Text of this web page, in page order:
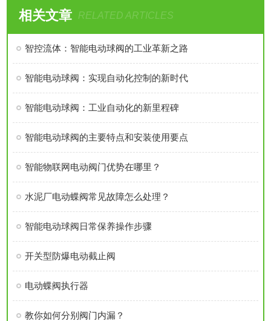
相关文章 RELATED ARTICLES
智控流体：智能电动球阀的工业革新之路
智能电动球阀：实现自动化控制的新时代
智能电动球阀：工业自动化的新里程碑
智能电动球阀的主要特点和安装使用要点
智能物联网电动阀门优势在哪里？
水泥厂电动蝶阀常见故障怎么处理？
智能电动球阀日常保养操作步骤
开关型防爆电动截止阀
电动蝶阀执行器
教你如何分别阀门内漏？